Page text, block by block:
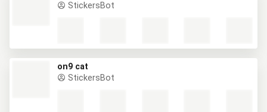
StickersBot
on9 cat
StickersBot